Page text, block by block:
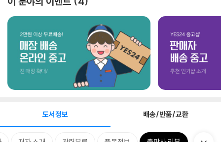
도서정보 배송/반품/교환